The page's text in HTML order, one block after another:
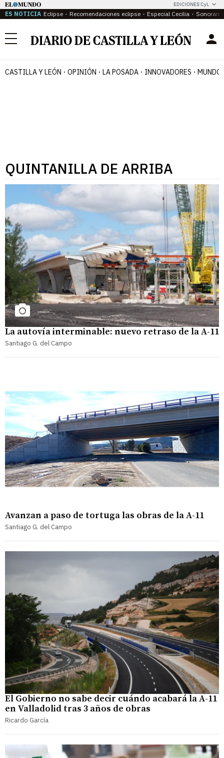
EDICIONES CyL
ES NOTICIA Eclipse Recomendaciones eclipse Especial Cecilia
Menú
CASTILLA Y LEÓN OPINIÓN LA POSADA INNOVADORES MUNDO
QUINTANILLA DE ARRIBA
La autovía interminable: nuevo retraso de la A-11
Santiago G. del Campo
Avanzan a paso de tortuga las obras de la A-11
Santiago G. del Campo
El Gobierno no sabe decir cuándo acabará la A-11
en Valladolid tras 3 años de obras
Ricardo García